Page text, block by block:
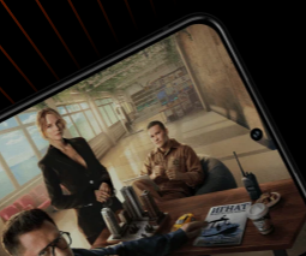
не бывает во
он. В
солянка' из всех
Бетти II, также
Сайб и
штурманами
любят
клоном другой,
другая — клон. Они
и думать об одном
описывая свою